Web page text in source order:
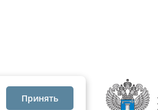
Принять